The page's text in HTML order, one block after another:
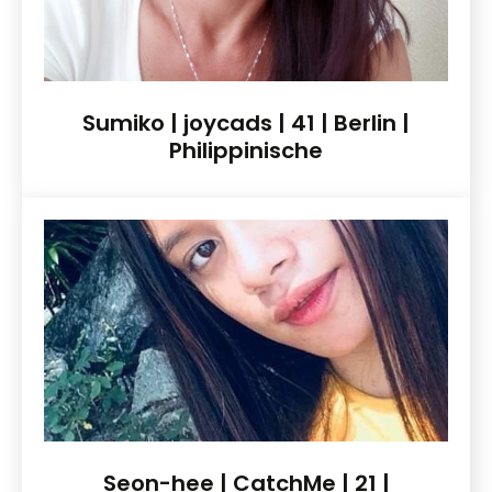
Sumiko | joycads | 41 | Berlin |
Philippinische
Seon-hee | CatchMe | 21 |